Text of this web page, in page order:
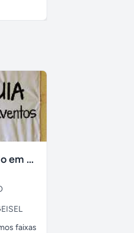
faixas no tecido em ate 24H
faixas